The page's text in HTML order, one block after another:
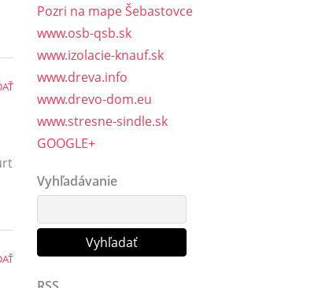
Pozri na mape Šebastovce
www.osb-qsb.sk
www.izolacie-knauf.sk
www.dreva.info
www.drevo-dom.eu
www.stresne-sindle.sk
GOOGLE+
Vyhľadávanie